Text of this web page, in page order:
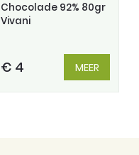
Chocolade 92% 80gr
Vivani
€ 4 MEER